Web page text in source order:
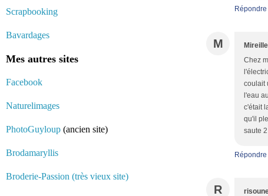
Scrapbooking
Bavardages
Mes autres sites
Facebook
Naturelimages
PhotoGuyloup (ancien site)
Brodamaryllis
Broderie-Passion (très vieux site)
Répondre
M Mireille
Chez
coulait
l'eau
c'était
qu'il
saute
Répondre
R